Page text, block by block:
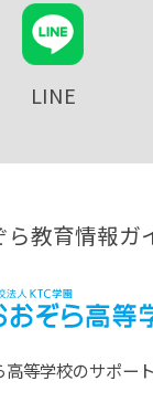
LINE
ら教育情報ガ
等学校のサポート